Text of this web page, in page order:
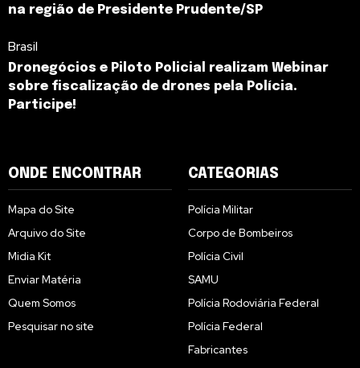
na região de Presidente Prudente/SP
Brasil
Dronegócios e Piloto Policial realizam Webinar
sobre fiscalização de drones pela Polícia.
Participe!
ONDE ENCONTRAR
Mapa do Site
Arquivo do Site
Midia Kit
Enviar Matéria
Quem Somos
Pesquisar no site
CATEGORIAS
Polícia Militar
Corpo de Bombeiros
Polícia Civil
SAMU
Polícia Rodoviária Federal
Polícia Federal
Fabricantes